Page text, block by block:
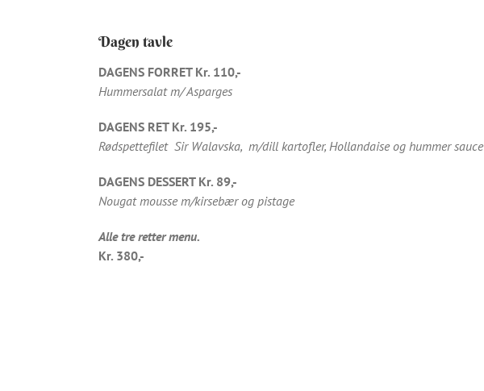
Dagen tavle
DAGENS FORRET Kr. 110,-
Hummersalat m/ Asparges
DAGENS RET Kr. 195,-
Rødspettefilet Sir Walavska, m/dill kartofler, Hollandaise og hummer sauce
DAGENS DESSERT Kr. 89,-
Nougat mousse m/kirsebær og pistage
Alle tre retter menu.
Kr. 380,-